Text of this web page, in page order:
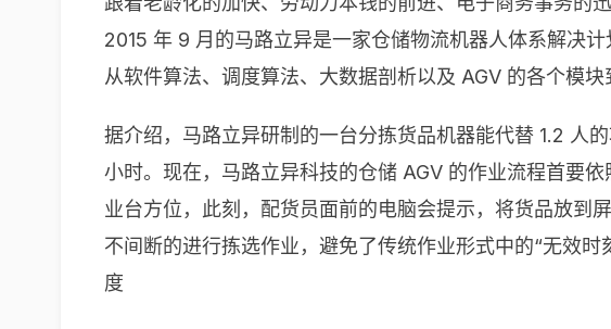
2015 年 9 月的马路立异是一家仓储物流机器人体系解决
从软件算法、调度算法、大数据剖析以及 AGV 的各个模
据介绍，马路立异研制的一台分拣货品机器能代替 1.2 人
小时。现在，马路立异科技的仓储 AGV 的作业流程首要
业台方位，此刻，配货员面前的电脑会提示，将货品放到
不间断的进行拣选作业，避免了传统作业形式中的“无效
度